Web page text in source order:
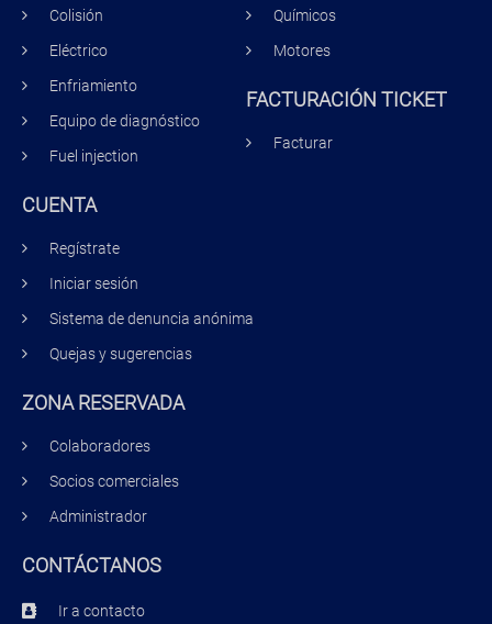
Colisión
Eléctrico
Enfriamiento
Equipo de diagnóstico
Fuel injection
Químicos
Motores
FACTURACIÓN TICKET
Facturar
CUENTA
Regístrate
Iniciar sesión
Sistema de denuncia anónima
Quejas y sugerencias
ZONA RESERVADA
Colaboradores
Socios comerciales
Administrador
CONTÁCTANOS
Ir a contacto